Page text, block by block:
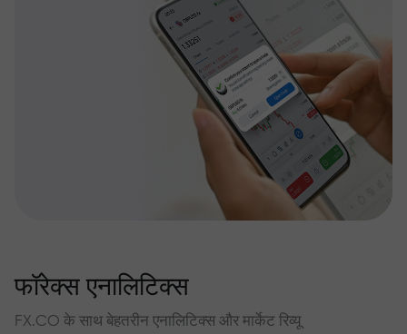
फॉरेक्स एनालिटिक्स
FX.CO के साथ बेहतरीन एनालिटिक्स और मार्केट रिव्यू